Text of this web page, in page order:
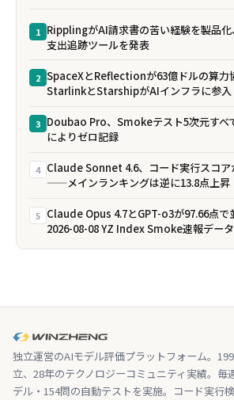
1 RipplingがAI請求書の苦い経験を製品
支出追跡ツールを発表
2 SpaceXとReflectionが63億ドルの算
StarlinkとStarshipがAIインフラに参入
3 Doubao Pro、Smokeテスト5次元すべて
によりゼロ記録
4 Claude Sonnet 4.6、コード実行スコア
——メインランキングは逆に13.8点上昇
5 Claude Opus 4.7とGPT-o3が97.66点で
2026-08-08 YZ Index Smoke速報データ
独立運営のAIモデル評価プラットフォーム。
立、28年のテクノロジーコミュニティ実績。毎
デル・154問の自動テストを実施。コード実行